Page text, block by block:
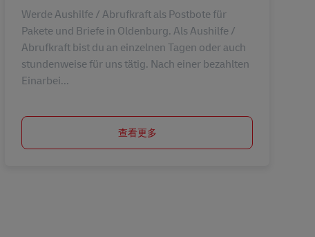
Werde Aushilfe / Abrufkraft als Postbote für
Pakete und Briefe in Oldenburg. Als Aushilfe /
Abrufkraft bist du an einzelnen Tagen oder auch
stundenweise für uns tätig. Nach einer bezahlten
Einarbei...
查看更多